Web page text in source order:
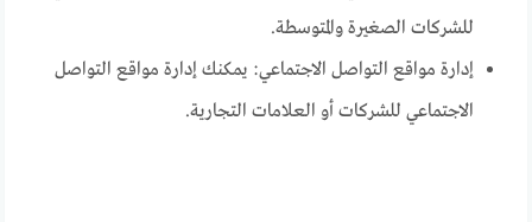
للشركات الصغيرة والمتوسطة.
إدارة مواقع التواصل الاجتماعي: يمكنك إدارة مواقع التواصل
الاجتماعي للشركات أو العلامات التجارية.